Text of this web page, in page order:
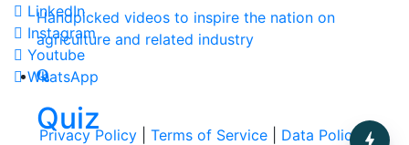
Handpicked videos to inspire the nation on
agriculture and related industry
Quiz
LinkedIn
Instagram
Youtube
WhatsApp
Privacy Policy Terms of Service Data Policy |